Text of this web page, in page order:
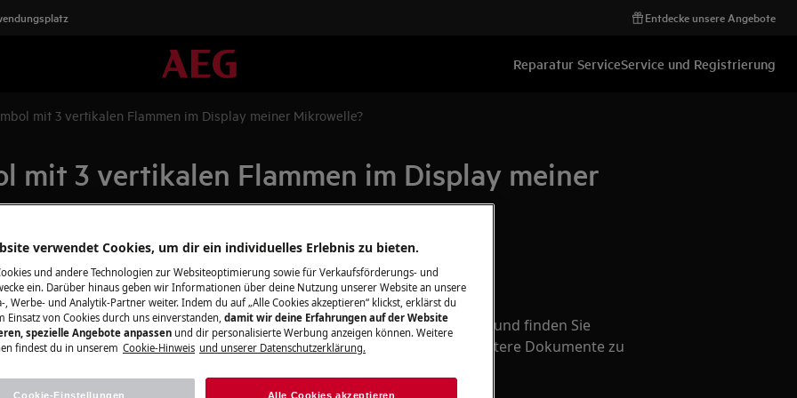
Entdecke unsere Angebote
Reparatur ServiceService und Registrierung
mit 3 vertikalen Flammen im Display meiner Mikrowelle?
mit 3 vertikalen Flammen im Display meiner
bzw. Flammen im Display
P10
Bedienungsanleitungen
Lösen Sie selbständig Probleme und finden Sie
Bedienungsanleitungen und weitere Dokumente zu
verwendet Cookies, um dir ein individuelles Erlebnis zu bieten.
und andere Technologien zur Websiteoptimierung sowie für Verkaufsförderungs- und
ein. Darüber hinaus geben wir Informationen über deine Nutzung unserer Website an unsere
, Werbe- und Analytik-Partner weiter. Indem du auf „Alle Cookies akzeptieren“ klickst, erklärst du
Einsatz von Cookies durch uns einverstanden, damit wir deine Erfahrungen auf der Website
spezielle Angebote anpassen und dir personalisierte Werbung anzeigen können. Weitere
findest du in unserem Cookie-Hinweis und unserer Datenschutzerklärung.
Cookie-Einstellungen Alle Cookies akzeptieren